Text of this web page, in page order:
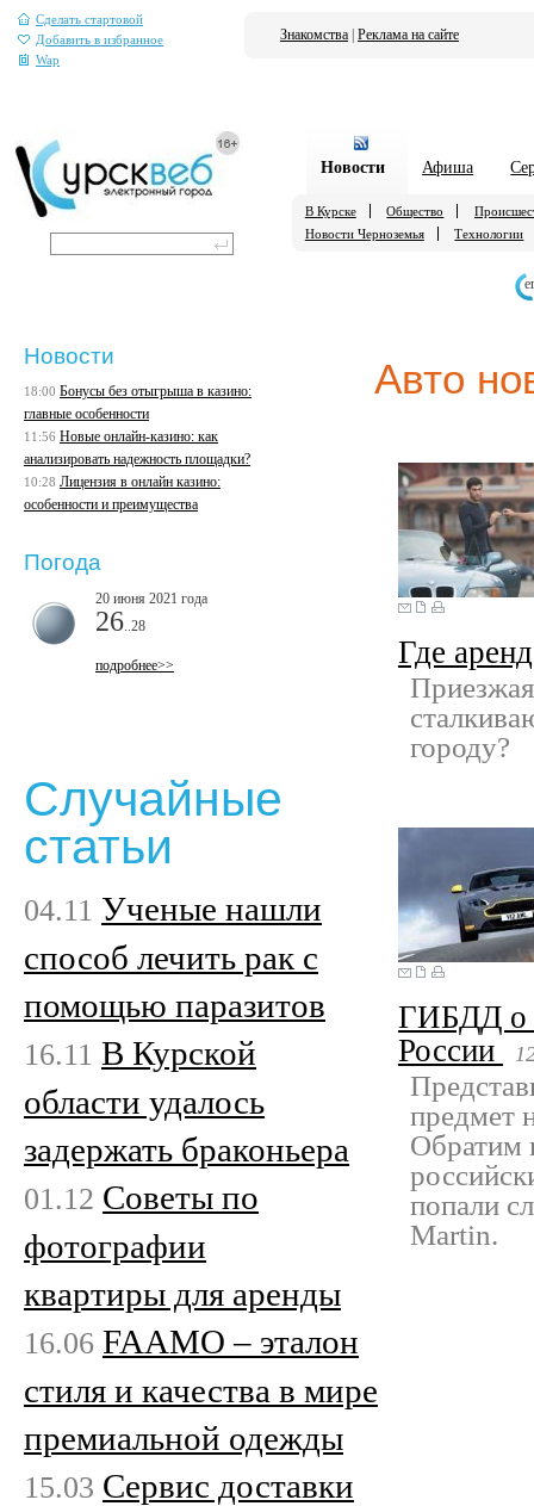
Сделать стартовой
Добавить в избранное
Wap
Знакомства Реклама на сайте
Новости Афиша
В Курске Общество
Новости Черноземья
Технологии
Авто
Где
городу?
ГИБДД о
России
предмет
Обратим
попали
Martin.
Новости
18:00 Бонусы без отыгрыша в казино:
главные особенности
11:56 Новые онлайн-казино: как
анализировать надежность площадки?
10:28 Лицензия в онлайн казино:
особенности и преимущества
Погода
20 июня 2021 года
26 ..28
подробнее>>
Случайные
статьи
04.11 Ученые нашли
способ лечить рак с
помощью паразитов
16.11 В Курской
области удалось
задержать браконьера
01.12 Советы по
фотографии
квартиры для аренды
16.06 FAAMO – эталон
стиля и качества в мире
премиальной одежды
15.03 Сервис доставки